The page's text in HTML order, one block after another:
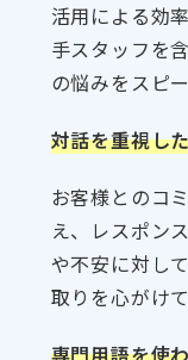
活用による効
手スタッフを
の悩みをスピ
対話を重視し
お客様とのコ
え、レスポン
や不安に対し
取りを心がけて